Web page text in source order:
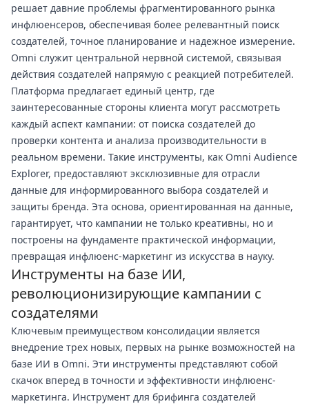
решает давние проблемы фрагментированного рынка
инфлюенсеров, обеспечивая более релевантный поиск
создателей, точное планирование и надежное измерение.
Omni служит центральной нервной системой, связывая
действия создателей напрямую с реакцией потребителей.
Платформа предлагает единый центр, где
заинтересованные стороны клиента могут рассмотреть
каждый аспект кампании: от поиска создателей до
проверки контента и анализа производительности в
реальном времени. Такие инструменты, как Omni Audience
Explorer, предоставляют эксклюзивные для отрасли
данные для информированного выбора создателей и
защиты бренда. Эта основа, ориентированная на данные,
гарантирует, что кампании не только креативны, но и
построены на фундаменте практической информации,
превращая инфлюенс-маркетинг из искусства в науку.
Инструменты на базе ИИ,
революционизирующие кампании с
создателями
Ключевым преимуществом консолидации является
внедрение трех новых, первых на рынке возможностей на
базе ИИ в Omni. Эти инструменты представляют собой
скачок вперед в точности и эффективности инфлюенс-
маркетинга. Инструмент для брифинга создателей